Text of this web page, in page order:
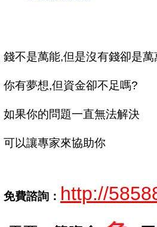
錢不是萬能,但是沒有錢卻是萬
你有夢想,但資金卻不足嗎?
如果你的問題一直無法解決
可以讓專家來協助你
免費諮詢： http://